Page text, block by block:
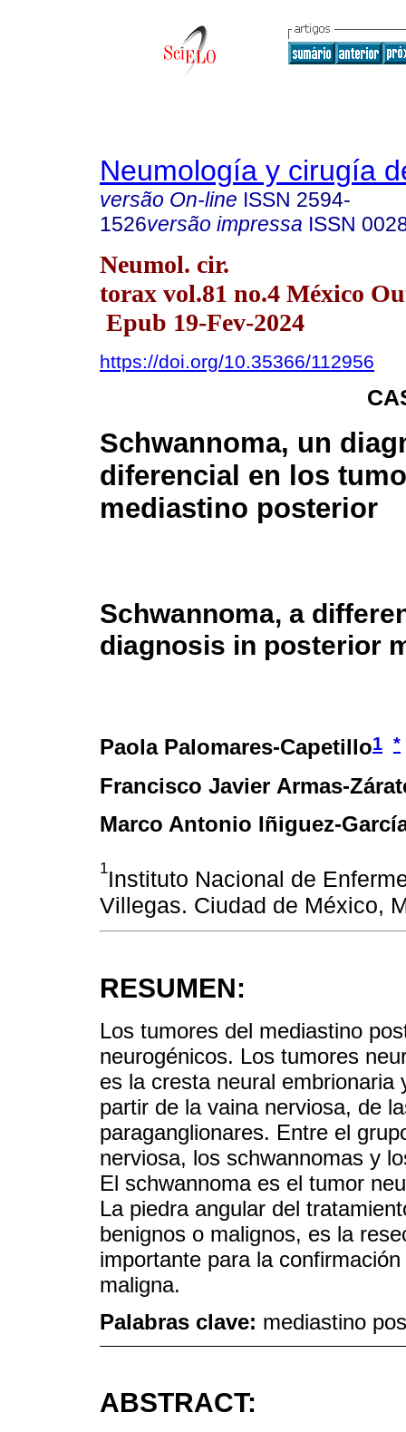
Neumología y cirugía
versão On-line ISSN 2594-
1526versão impressa ISSN
Neumol. cir.
torax vol.81 no.4 México
Epub 19-Fev-2024
https://doi.org/10.35366/112956
Schwannoma, un
diferencial en los
mediastino posterior
Schwannoma, a
diagnosis in posterior
Paola Palomares-Capetillo1 *
Francisco Javier Armas-
Marco Antonio Iñiguez-
1Instituto Nacional de
Villegas. Ciudad de México,
RESUMEN:
Los tumores del mediastino
neurogénicos. Los tumores
es la cresta neural
partir de la vaina nerviosa, de
paraganglionares. Entre el
nerviosa, los schwannomas y
El schwannoma es el tumor
La piedra angular del
benignos o malignos, es la
importante para la
maligna.
Palabras clave: mediastino
ABSTRACT: